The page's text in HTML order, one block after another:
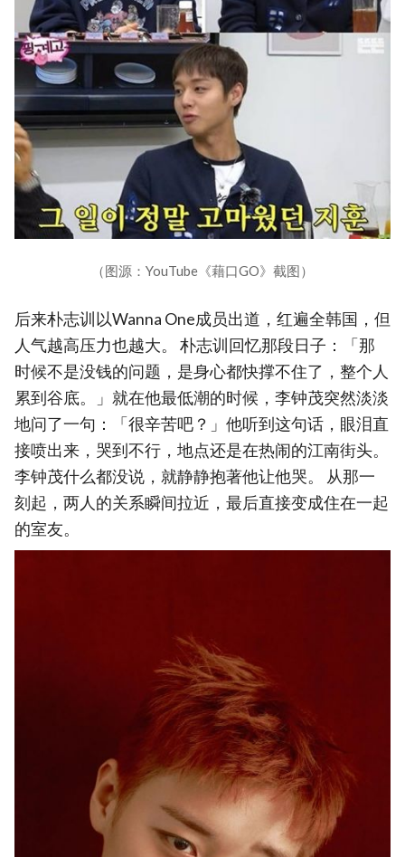
（图源：YouTube《藉口GO》截图）
后来朴志训以Wanna One成员出道，红遍全韩国，但
人气越高压力也越大。 朴志训回忆那段日子：「那
时候不是没钱的问题，是身心都快撑不住了，整个人
累到谷底。」就在他最低潮的时候，李钟茂突然淡淡
地问了一句：「很辛苦吧？」他听到这句话，眼泪直
接喷出来，哭到不行，地点还是在热闹的江南街头。
李钟茂什么都没说，就静静抱著他让他哭。 从那一
刻起，两人的关系瞬间拉近，最后直接变成住在一起
的室友。